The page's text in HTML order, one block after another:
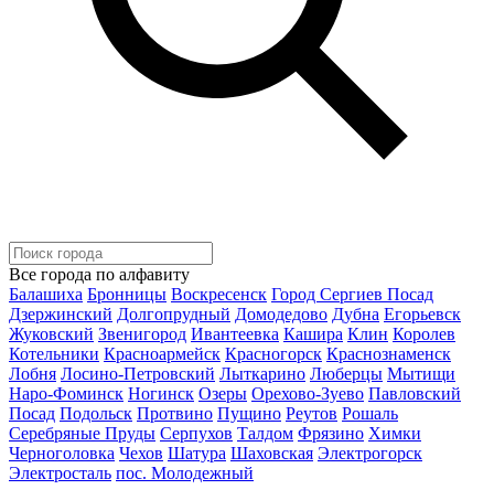
Все города по алфавиту
Балашиха Бронницы Воскресенск Город Сергиев Посад
Дзержинский Долгопрудный Домодедово Дубна Егорьевск
Жуковский Звенигород Ивантеевка Кашира Клин Королев
Котельники Красноармейск Красногорск Краснознаменск
Лобня Лосино-Петровский Лыткарино Люберцы Мытищи
Наро-Фоминск Ногинск Озеры Орехово-Зуево Павловский
Посад Подольск Протвино Пущино Реутов Рошаль
Серебряные Пруды Серпухов Талдом Фрязино Химки
Черноголовка Чехов Шатура Шаховская Электрогорск
Электросталь пос. Молодежный